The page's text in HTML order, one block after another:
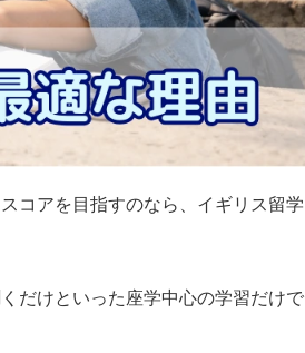
コアを目指すのなら、イギリス留学
だけといった座学中心の学習だけで